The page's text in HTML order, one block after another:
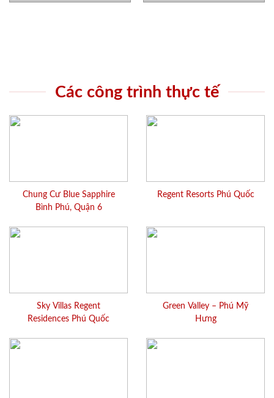
Các công trình thực tế
Chung Cư Blue Sapphire
Bình Phú, Quận 6
Regent Resorts Phú Quốc
Sky Villas Regent
Residences Phú Quốc
Green Valley – Phú Mỹ
Hưng